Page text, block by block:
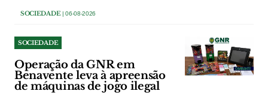
SOCIEDADE| 06-08-2026
SOCIEDADE
Operação da GNR em
Benavente leva à apreensão
de máquinas de jogo ilegal